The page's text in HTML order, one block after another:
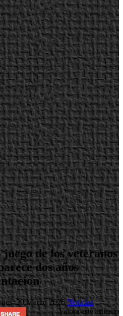
de los veteranos
dos años
20 Marzo 2026Noticias
Valora este artículo